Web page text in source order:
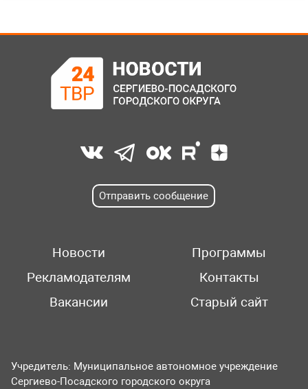
Отправить сообщение
Новости
Программы
Рекламодателям
Контакты
Вакансии
Старый сайт
Учредитель: Муниципальное автономное учреждение
Сергиево-Посадского городского округа